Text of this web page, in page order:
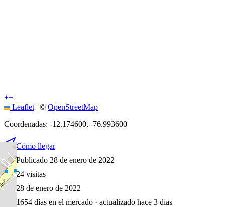
+−
Leaflet | © OpenStreetMap
Coordenadas: -12.174600, -76.993600
Cómo llegar
Publicado 28 de enero de 2022
24 visitas
28 de enero de 2022
1654 días en el mercado · actualizado hace 3 días